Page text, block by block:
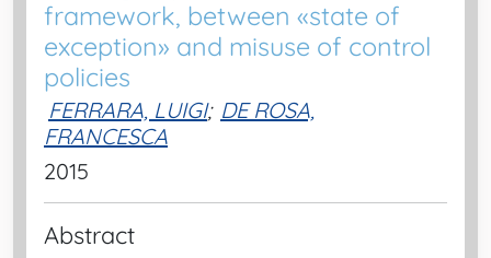
framework, between «state of
exception» and misuse of control
policies
FERRARA, LUIGI; DE ROSA,
FRANCESCA
2015
Abstract